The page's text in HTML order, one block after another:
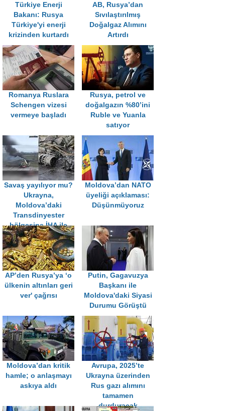
Türkiye Enerji
Bakanı: Rusya
Türkiye'yi enerji
krizinden kurtardı
AB, Rusya’dan
Sıvılaştırılmış
Doğalgaz Alımını
Artırdı
Romanya Ruslara
Schengen vizesi
vermeye başladı
Rusya, petrol ve
doğalgazın %80’ini
Ruble ve Yuanla
satıyor
Savaş yayılıyor mu?
Ukrayna,
Moldova’daki
Transdinyester
bölgesine İHA ile
saldırdı
Moldova’dan NATO
üyeliği açıklaması:
Düşünmüyoruz
AP’den Rusya’ya ‘o
ülkenin altınları geri
ver' çağrısı
Putin, Gagavuzya
Başkanı ile
Moldova'daki Siyasi
Durumu Görüştü
Moldova’dan kritik
hamle; o anlaşmayı
askıya aldı
Avrupa, 2025’te
Ukrayna üzerinden
Rus gazı alımını
tamamen
durduracak